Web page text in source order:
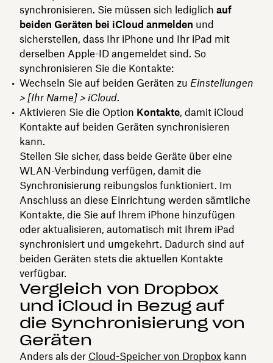
synchronisieren. Sie müssen sich lediglich auf
beiden Geräten bei iCloud anmelden und
sicherstellen, dass Ihr iPhone und Ihr iPad mit
derselben Apple-ID angemeldet sind. So
synchronisieren Sie die Kontakte:
Wechseln Sie auf beiden Geräten zu Einstellungen
> [Ihr Name] > iCloud.
Aktivieren Sie die Option Kontakte, damit iCloud
Kontakte auf beiden Geräten synchronisieren
kann.
Stellen Sie sicher, dass beide Geräte über eine
WLAN-Verbindung verfügen, damit die
Synchronisierung reibungslos funktioniert. Im
Anschluss an diese Einrichtung werden sämtliche
Kontakte, die Sie auf Ihrem iPhone hinzufügen
oder aktualisieren, automatisch mit Ihrem iPad
synchronisiert und umgekehrt. Dadurch sind auf
beiden Geräten stets die aktuellen Kontakte
verfügbar.
Vergleich von Dropbox
und iCloud in Bezug auf
die Synchronisierung von
Geräten
Anders als der Cloud-Speicher von Dropbox kann